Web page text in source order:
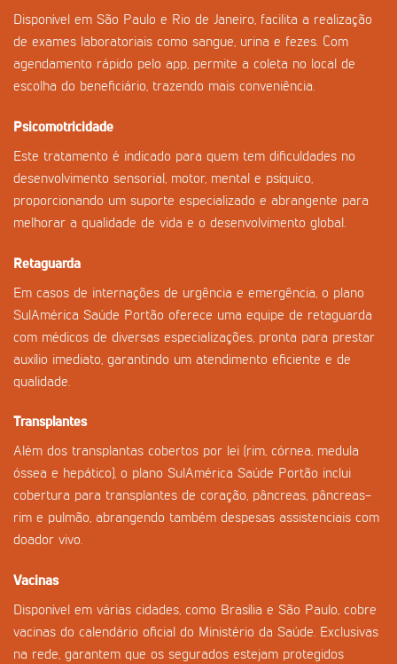
Disponível em São Paulo e Rio de Janeiro, facilita a realização
de exames laboratoriais como sangue, urina e fezes. Com
agendamento rápido pelo app, permite a coleta no local de
escolha do beneficiário, trazendo mais conveniência.
Psicomotricidade
Este tratamento é indicado para quem tem dificuldades no
desenvolvimento sensorial, motor, mental e psíquico,
proporcionando um suporte especializado e abrangente para
melhorar a qualidade de vida e o desenvolvimento global.
Retaguarda
Em casos de internações de urgência e emergência, o plano
SulAmérica Saúde Portão oferece uma equipe de retaguarda
com médicos de diversas especializações, pronta para prestar
auxílio imediato, garantindo um atendimento eficiente e de
qualidade.
Transplantes
Além dos transplantas cobertos por lei (rim, córnea, medula
óssea e hepático), o plano SulAmérica Saúde Portão inclui
cobertura para transplantes de coração, pâncreas, pâncreas-
rim e pulmão, abrangendo também despesas assistenciais com
doador vivo.
Vacinas
Disponível em várias cidades, como Brasília e São Paulo, cobre
vacinas do calendário oficial do Ministério da Saúde. Exclusivas
na rede, garantem que os segurados estejam protegidos